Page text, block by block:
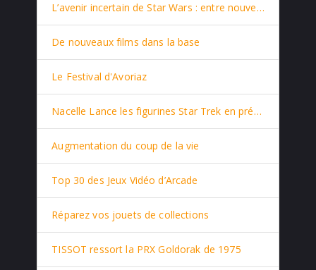
L’avenir incertain de Star Wars : entre nouveaux films et retour stratégique de Rey
De nouveaux films dans la base
Le Festival d'Avoriaz
Nacelle Lance les figurines Star Trek en prévente
Augmentation du coup de la vie
Top 30 des Jeux Vidéo d’Arcade
Réparez vos jouets de collections
TISSOT ressort la PRX Goldorak de 1975